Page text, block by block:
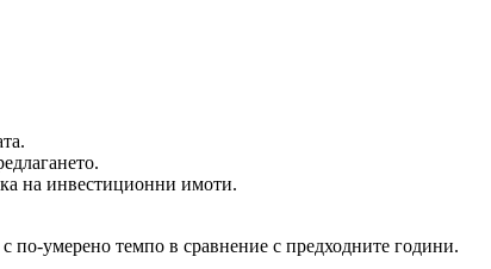
на инвестиционни имоти.
по-умерено темпо в сравнение с предходните години.